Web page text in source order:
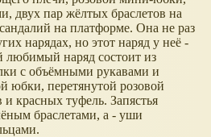
двух пар жёлтых браслетов на
на платформе. Она не раз
нарядах, но этот наряд у неё -
наряд состоит из
с объёмными рукавами и
юбки, перетянутой розовой
красных туфель. Запястья
браслетами, а - уши